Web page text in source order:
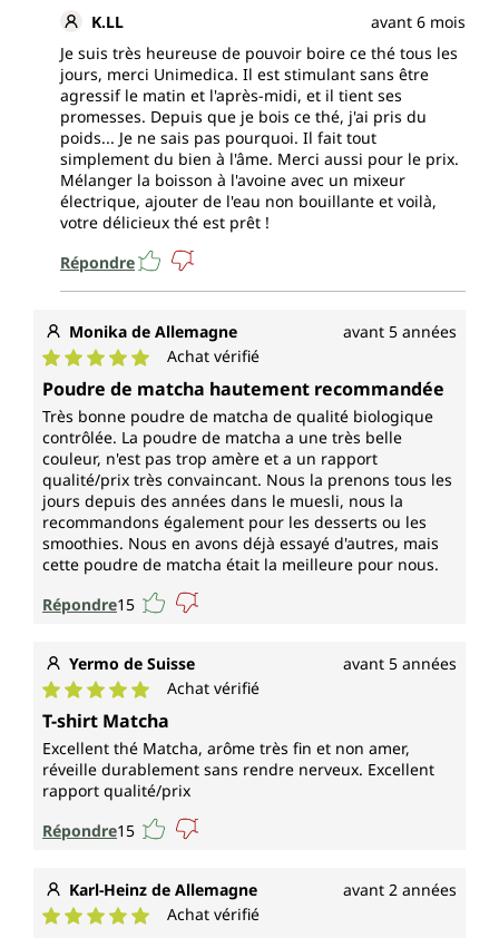
K.LL
avant 6 mois
Je suis très heureuse de pouvoir boire ce thé tous les
jours, merci Unimedica. Il est stimulant sans être
agressif le matin et l'après-midi, et il tient ses
promesses. Depuis que je bois ce thé, j'ai pris du
poids... Je ne sais pas pourquoi. Il fait tout
simplement du bien à l'âme. Merci aussi pour le prix.
Mélanger la boisson à l'avoine avec un mixeur
électrique, ajouter de l'eau non bouillante et voilà,
votre délicieux thé est prêt !
Répondre
Monika de Allemagne avant 5 années
Note moyenne de 5 sur 5 étoiles
Achat vérifié
Poudre de matcha hautement recommandée
Très bonne poudre de matcha de qualité biologique
contrôlée. La poudre de matcha a une très belle
couleur, n'est pas trop amère et a un rapport
qualité/prix très convaincant. Nous la prenons tous les
jours depuis des années dans le muesli, nous la
recommandons également pour les desserts ou les
smoothies. Nous en avons déjà essayé d'autres, mais
cette poudre de matcha était la meilleure pour nous.
Répondre15
Yermo de Suisse avant 5 années
Note moyenne de 5 sur 5 étoiles
Achat vérifié
T-shirt Matcha
Excellent thé Matcha, arôme très fin et non amer,
réveille durablement sans rendre nerveux. Excellent
rapport qualité/prix
Répondre15
Karl-Heinz de Allemagne avant 2 années
Achat vérifié